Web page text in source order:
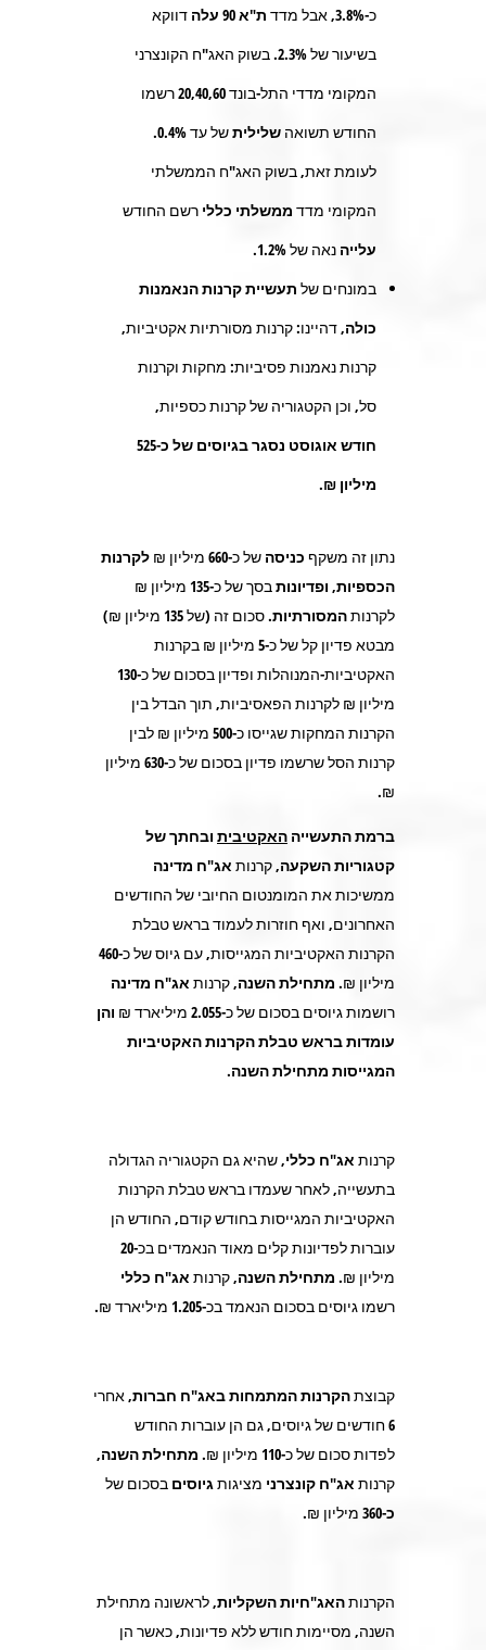
כ-3.8%, אבל מדד ת"א 90 עלה
דווקא
בשיעור של
בשוק האג"ח הקונצרני
המקומי מדדי התל-בונד20,40,60רשמו
החודש תשואה שליליתשל עד0.4%.
לעומת זאת, בשוק האג"ח הממשלתי
המקומי מדד ממשלתי כללי רשם החודש
עלייה נאה של 1.2%
.
במונחים של תעשיית קרנות הנאמנות
כולה, דהיינו: קרנות מסורתיות אקטיביות,
קרנות נאמנות פסיביות: מחקות וקרנות
סל, וכן הקטגוריה של קרנות כספיות,
חודש אוגוסט נסגר בגיוסים של כ-525
מיליון ₪.
נתון זה משקף כניסה של כ-660 מיליון ₪ לקרנות
הכספיות, ופדיונותבסך של כ-135 מיליון ₪
לקרנותהמסורתיות.
סכום זה (של 135 מיליון ₪)
מבטא פדיון קל של כ-5 מיליון ₪ בקרנות
האקטיביות-המנוהלות ופדיון בסכום של כ-130
מיליון ₪ לקרנות הפאסיביות, תוך הבדל בין
הקרנות המחקות שגייסו כ-500 מיליון ₪ לבין
קרנות הסל שרשמו פדיון בסכום של כ-630 מיליון
₪.
ברמת התעשייה האקטיבית ובחתך של
קטגוריות השקעה, קרנות אג"ח מדינה
ממשיכות את המומנטום החיובי של החודשים
האחרונים, ואף חוזרות לעמוד בראש טבלת
הקרנות האקטיביות המגייסות, עם גיוס של כ-460
מיליון ₪. מתחילת השנה, קרנות אג"ח מדינה
רושמות גיוסים בסכום של כ-2.055 מיליארד ₪ והן
עומדות בראש טבלת הקרנות האקטיביות
המגייסות מתחילת השנה.
קרנות אג"ח כללי, שהיא גם הקטגוריה הגדולה
בתעשייה, לאחר שעמדו בראש טבלת הקרנות
האקטיביות המגייסות בחודש קודם, החודש הן
עוברות לפדיונות קלים מאוד הנאמדים בכ-20
מיליון ₪. מתחילת השנה, קרנות אג"ח כללי
רשמו גיוסים בסכום הנאמד בכ-1.205 מיליארד ₪.
קבוצתהקרנות המתמחות באג"ח חברות, אחרי
6 חודשים של גיוסים, גם הן עוברות החודש
לפדות סכום של כ-110 מיליון ₪. מתחילת השנה,
קרנות אג"ח קונצרני מציגות גיוסים בסכום של
כ-360
מיליון ₪.
הקרנותהאג"חיות השקליות, לראשונה מתחילת
השנה, מסיימות חודש ללא פדיונות, כאשר הן